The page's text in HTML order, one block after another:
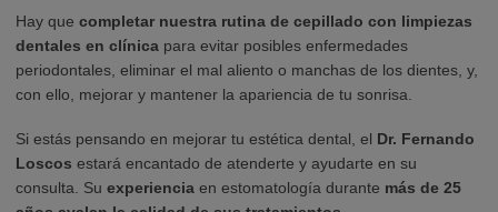
Hay que completar nuestra rutina de cepillado con limpiezas
dentales en clínica para evitar posibles enfermedades
periodontales, eliminar el mal aliento o manchas de los dientes, y,
con ello, mejorar y mantener la apariencia de tu sonrisa.
Si estás pensando en mejorar tu estética dental, el Dr. Fernando
Loscos estará encantado de atenderte y ayudarte en su
consulta. Su experiencia en estomatología durante más de 25